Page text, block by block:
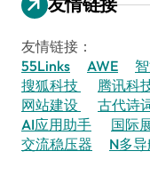
友情链接：
55Links
AWE
搜狐科技
腾讯科
网站建设
古代诗
AI应用助手
国际
交流稳压器
N多